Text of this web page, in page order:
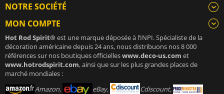
NOTRE SOCIÉTÉ
MON COMPTE
Hot Rod Spirit®est une marque déposée à l’INPI. Spécialiste de la
décoration américaine depuis 24 ans, nous distribuons nos 8 000
références sur nos boutiques officielleswww.deco-us.com et
www.hotrodspirit.com, ainsi que sur les plus grandes places de
marché mondiales :
Amazon,
eBay,
Cdiscount,